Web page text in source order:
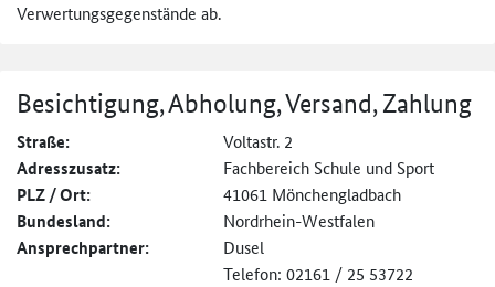
Verwertungsgegenstände ab.
Besichtigung, Abholung, Versand, Zahlung
Straße: Voltastr. 2
Adresszusatz: Fachbereich Schule und Sport
PLZ / Ort: 41061 Mönchengladbach
Bundesland: Nordrhein-Westfalen
Ansprechpartner:
Dusel
Telefon: 02161 / 25 53722